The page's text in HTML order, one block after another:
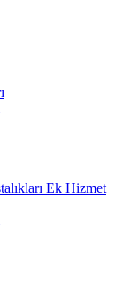
Ek Hizmet